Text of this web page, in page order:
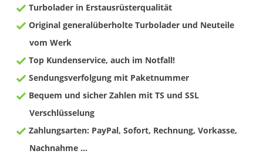
Turbolader in Erstausrüsterqualität
Original generalüberholte Turbolader und Neuteile
vom Werk
Top Kundenservice, auch im Notfall!
Sendungsverfolgung mit Paketnummer
Bequem und sicher Zahlen mit TS und SSL
Verschlüsselung
Zahlungsarten: PayPal, Sofort, Rechnung, Vorkasse,
Nachnahme ...